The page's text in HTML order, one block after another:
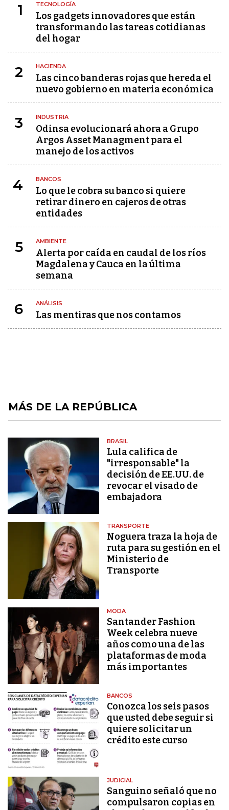
1 TECNOLOGÍA
Los gadgets innovadores que están
transformando las tareas cotidianas
del hogar
2 HACIENDA
Las cinco banderas rojas que hereda el
nuevo gobierno en materia económica
3 INDUSTRIA
Odinsa evolucionará ahora a Grupo
Argos Asset Managment para el
manejo de los activos
4 BANCOS
Lo que le cobra su banco si quiere
retirar dinero en cajeros de otras
entidades
5 AMBIENTE
Alerta por caída en caudal de los ríos
Magdalena y Cauca en la última
semana
6 ANÁLISIS
Las mentiras que nos contamos
MÁS DE LA REPÚBLICA
BRASIL
Lula califica de
"irresponsable" la
decisión de EE.UU. de
revocar el visado de
embajadora
TRANSPORTE
Noguera traza la hoja de
ruta para su gestión en el
Ministerio de
Transporte
MODA
Santander Fashion
Week celebra nueve
años como una de las
plataformas de moda
más importantes
BANCOS
Conozca los seis pasos
que usted debe seguir si
quiere solicitar un
crédito este curso
JUDICIAL
Sanguino señaló que no
compulsaron copias en